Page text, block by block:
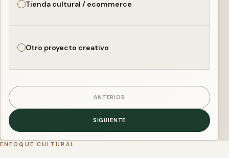
Tienda cultural / ecommerce
Otro proyecto creativo
ANTERIOR
SIGUIENTE
ENFOQUE CULTURAL